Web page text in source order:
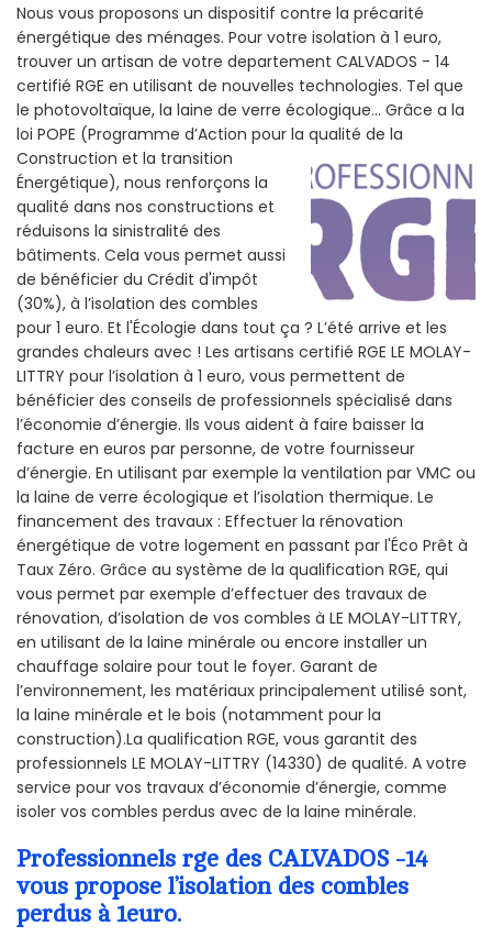
Nous vous proposons un dispositif contre la précarité
énergétique des ménages. Pour votre isolation à 1 euro,
trouver un artisan de votre departement CALVADOS - 14
certifié RGE en utilisant de nouvelles technologies. Tel que
le photovoltaïque, la laine de verre écologique... Grâce a la
loi POPE (Programme d’Action pour la qualité de la
Construction et la transition
Énergétique), nous renforçons la
qualité dans nos constructions et
réduisons la sinistralité des
bâtiments. Cela vous permet aussi
de bénéficier du Crédit d'impôt
(30%), à l’isolation des combles
pour 1 euro. Et l'Écologie dans tout ça ? L’été arrive et les
grandes chaleurs avec ! Les artisans certifié RGE LE MOLAY-
LITTRY pour l’isolation à 1 euro, vous permettent de
bénéficier des conseils de professionnels spécialisé dans
l’économie d’énergie. Ils vous aident à faire baisser la
facture en euros par personne, de votre fournisseur
d’énergie. En utilisant par exemple la ventilation par VMC ou
la laine de verre écologique et l’isolation thermique. Le
financement des travaux : Effectuer la rénovation
énergétique de votre logement en passant par l'Éco Prêt à
Taux Zéro. Grâce au système de la qualification RGE, qui
vous permet par exemple d’effectuer des travaux de
rénovation, d’isolation de vos combles à LE MOLAY-LITTRY,
en utilisant de la laine minérale ou encore installer un
chauffage solaire pour tout le foyer. Garant de
l’environnement, les matériaux principalement utilisé sont,
la laine minérale et le bois (notamment pour la
construction).La qualification RGE, vous garantit des
professionnels LE MOLAY-LITTRY (14330) de qualité. A votre
service pour vos travaux d’économie d’énergie, comme
isoler vos combles perdus avec de la laine minérale.
Professionnels rge des CALVADOS -14
vous propose l’isolation des combles
perdus à 1euro.